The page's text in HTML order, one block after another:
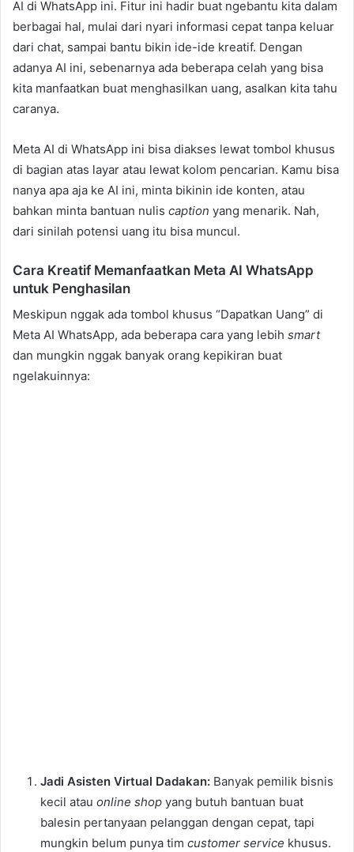
AI di WhatsApp ini. Fitur ini hadir buat ngebantu kita dalam
berbagai hal, mulai dari nyari informasi cepat tanpa keluar
dari chat, sampai bantu bikin ide-ide kreatif. Dengan
adanya AI ini, sebenarnya ada beberapa celah yang bisa
kita manfaatkan buat menghasilkan uang, asalkan kita tahu
caranya.
Meta AI di WhatsApp ini bisa diakses lewat tombol khusus
di bagian atas layar atau lewat kolom pencarian. Kamu bisa
nanya apa aja ke AI ini, minta bikinin ide konten, atau
bahkan minta bantuan nulis caption yang menarik. Nah,
dari sinilah potensi uang itu bisa muncul.
Cara Kreatif Memanfaatkan Meta AI WhatsApp
untuk Penghasilan
Meskipun nggak ada tombol khusus “Dapatkan Uang” di
Meta AI WhatsApp, ada beberapa cara yang lebih smart
dan mungkin nggak banyak orang kepikiran buat
ngelakuinnya:
Jadi Asisten Virtual Dadakan: Banyak pemilik bisnis
kecil atau online shop yang butuh bantuan buat
balesin pertanyaan pelanggan dengan cepat, tapi
mungkin belum punya tim customer service khusus.